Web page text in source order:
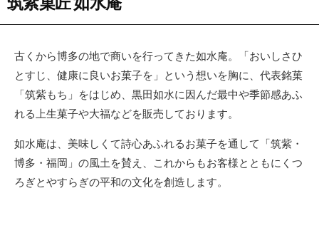
古くから博多の地で商いを行ってきた如水庵。「おいしさひ
とすじ、健康に良いお菓子を」という想いを胸に、代表銘菓
「筑紫もち」をはじめ、黒田如水に因んだ最中や季節感あふ
れる上生菓子や大福などを販売しております。
如水庵は、美味しくて詩心あふれるお菓子を通して「筑紫・
博多・福岡」の風土を賛え、これからもお客様とともにくつ
ろぎとやすらぎの平和の文化を創造します。